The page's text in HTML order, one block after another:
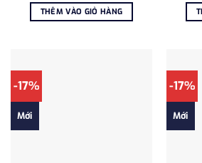
là:
3.000.000₫.
THÊM VÀO GIỎ HÀNG
-17%
Mới
-17%
Mới